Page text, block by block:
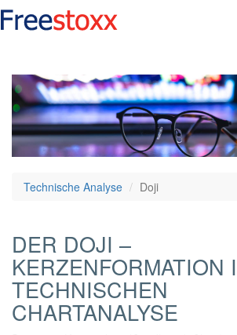
Technische Analyse Doji
DER DOJI –
KERZENFORMATION
TECHNISCHEN
CHARTANALYSE